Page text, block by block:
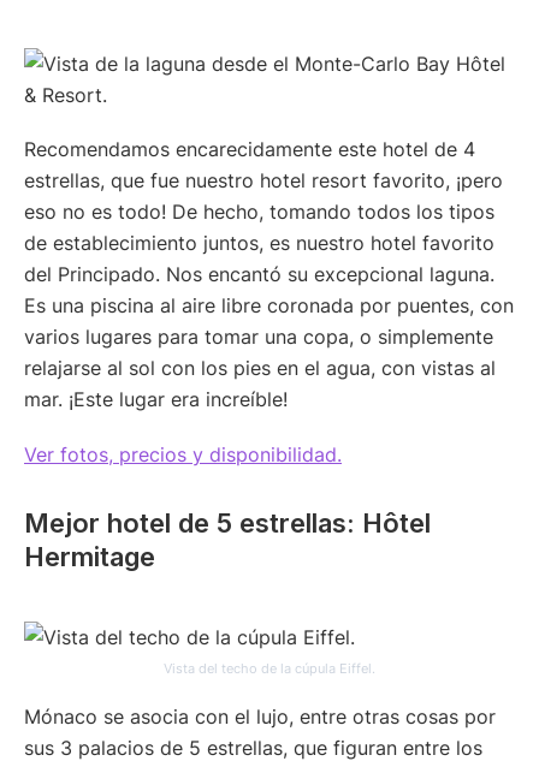
Recomendamos encarecidamente este hotel de 4
estrellas, que fue nuestro hotel resort favorito, ¡pero
eso no es todo! De hecho, tomando todos los tipos
de establecimiento juntos, es nuestro hotel favorito
del Principado. Nos encantó su excepcional laguna.
Es una piscina al aire libre coronada por puentes, con
varios lugares para tomar una copa, o simplemente
relajarse al sol con los pies en el agua, con vistas al
mar. ¡Este lugar era increíble!
Ver fotos, precios y disponibilidad.
Mejor hotel de 5 estrellas: Hôtel
Hermitage
Vista del techo de la cúpula Eiffel.
Mónaco se asocia con el lujo, entre otras cosas por
sus 3 palacios de 5 estrellas, que figuran entre los